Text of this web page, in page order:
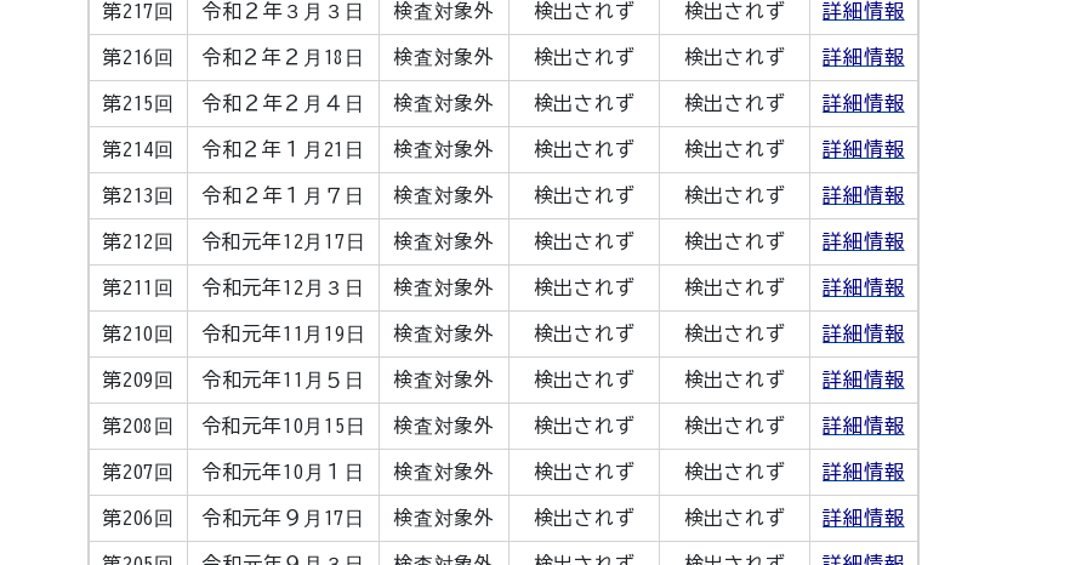
第217回 令和２年３月３日 検査対象外 検出されず 検出されず 詳細情報
第216回 令和２年２月18日 検査対象外 検出されず 検出されず 詳細情報
第215回 令和２年２月４日 検査対象外 検出されず 検出されず 詳細情報
第214回 令和２年１月21日 検査対象外 検出されず 検出されず 詳細情報
第213回 令和２年１月７日 検査対象外 検出されず 検出されず 詳細情報
第212回 令和元年12月17日 検査対象外 検出されず 検出されず 詳細情報
第211回 令和元年12月３日 検査対象外 検出されず 検出されず 詳細情報
第210回 令和元年11月19日 検査対象外 検出されず 検出されず 詳細情報
第209回 令和元年11月５日 検査対象外 検出されず 検出されず 詳細情報
第208回 令和元年10月15日 検査対象外 検出されず 検出されず 詳細情報
第207回 令和元年10月１日 検査対象外 検出されず 検出されず 詳細情報
第206回 令和元年９月17日 検査対象外 検出されず 検出されず 詳細情報